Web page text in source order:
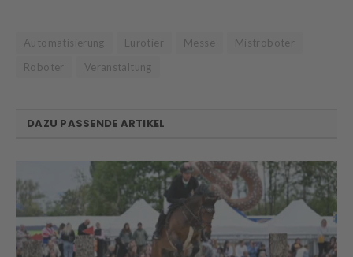
Automatisierung Eurotier Messe
Mistroboter
Roboter
Veranstaltung
DAZU PASSENDE ARTIKEL